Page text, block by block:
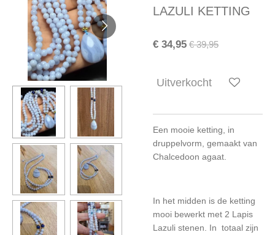
LAZULI KETTING
€ 34,95 € 39,95
Uitverkocht
Een mooie ketting, in
druppelvorm, gemaakt van
Chalcedoon agaat.
In het midden is de ketting
mooi bewerkt met 2 Lapis
Lazuli stenen. In totaal zijn